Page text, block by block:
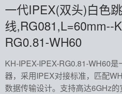
一代IPEX(双头)白色跳
线,RG081,L=60mm--
RG0.81-WH60
KH-IPEX-IPEX-RG0.81-WH60
器，采用IPEX对接标准，匹配
数据传输设计。支持高达6GHz